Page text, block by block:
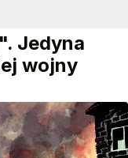
Jedyna
wojny